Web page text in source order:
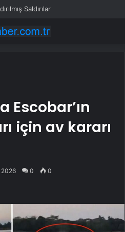
Saldırılar
Escobar’ın
için av kararı
2026 0 0